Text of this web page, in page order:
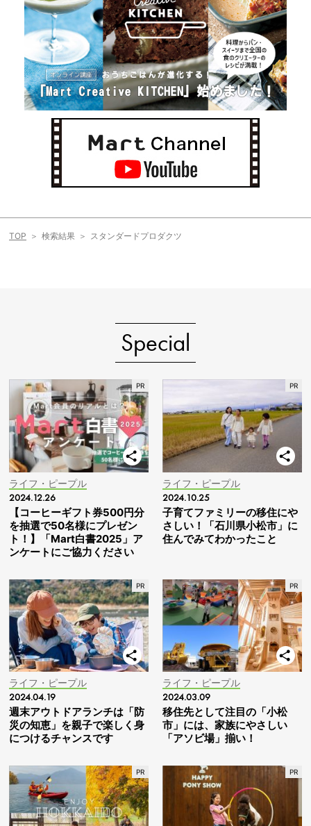
TOP 検索結果 スタンダードプロダクツ
Special
ライフ・ピープル
2024.12.26
【コーヒーギフト券500円分
を抽選で50名様にプレゼン
ト！】「Mart白書2025」ア
ンケートにご協力ください
ライフ・ピープル
2024.10.25
子育てファミリーの移住にや
さしい！「石川県小松市」に
住んでみてわかったこと
ライフ・ピープル
2024.04.19
週末アウトドアランチは「防
災の知恵」を親子で楽しく身
につけるチャンスです
ライフ・ピープル
2024.03.09
移住先として注目の「小松
市」には、家族にやさしい
「アソビ場」揃い！